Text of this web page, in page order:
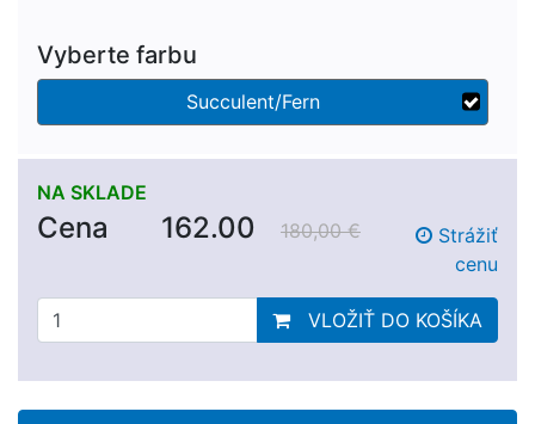
Vyberte farbu
Succulent/Fern
NA SKLADE
Cena 162.00 180,00 €
Strážiť
cenu
VLOŽIŤ DO KOŠÍKA